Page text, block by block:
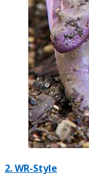
2.WR-Style